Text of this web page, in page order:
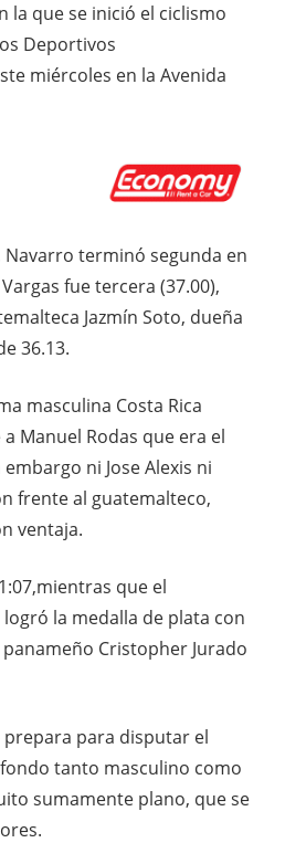
la que se inició el ciclismo
Deportivos
miércoles en la Avenida
Navarro terminó segunda en
fue tercera (37.00),
Jazmín Soto, dueña
36.13.
masculina Costa Rica
Manuel Rodas que era el
ni Jose Alexis ni
frente al guatemalteco,
ventaja.
que el
logró la medalla de plata con
Cristopher Jurado
prepara para disputar el
tanto masculino como
sumamente plano, que se